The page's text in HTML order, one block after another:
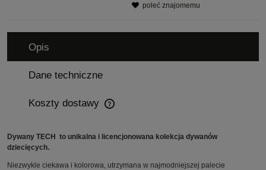
poleć znajomemu
Opis
Dane techniczne
Koszty dostawy
Cena nie zawiera ewentualnych kosztów płatności
Dywany TECH to unikalna i licencjonowana kolekcja dywanów
dziecięcych.
Niezwykle ciekawa i kolorowa, utrzymana w najmodniejszej palecie